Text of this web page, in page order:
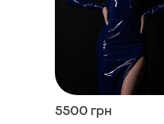
5500 грн